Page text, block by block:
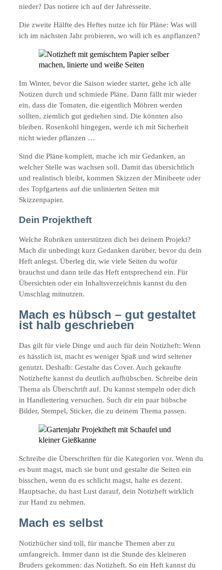
nieder? Das notiere ich auf der Jahresseite.
Die zweite Hälfte des Heftes nutze ich für Pläne: Was will
ich im nächsten Jahr probieren, wo will ich es anpflanzen?
Im Winter, bevor die Saison wieder startet, gehe ich alle
Notizen durch und schmiede Pläne. Dann fällt mir wieder
ein, dass die Tomaten, die eigentlich Möhren werden
sollten, ziemlich gut gediehen sind. Die könnten also
bleiben. Rosenkohl hingegen, werde ich mit Sicherheit
nicht wieder pflanzen …
Sind die Pläne komplett, mache ich mir Gedanken, an
welcher Stelle was wachsen soll. Damit das übersichtlich
und realistisch bleibt, kommen Skizzen der Minibeete oder
des Topfgartens auf die unlinierten Seiten mit
Skizzenpapier.
Dein Projektheft
Welche Rubriken unterstützen dich bei deinem Projekt?
Mach dir unbedingt kurz Gedanken darüber, bevor du dein
Heft anlegst. Überleg dir, wie viele Seiten du wofür
brauchst und dann teile das Heft entsprechend ein. Für
Übersichten oder ein Inhaltsverzeichnis kannst du den
Umschlag mitnutzen.
Mach es hübsch – gut gestaltet
ist halb geschrieben
Das gilt für viele Dinge und auch für dein Notizheft: Wenn
es hässlich ist, macht es weniger Spaß und wird seltener
genutzt. Deshalb: Gestalte das Cover. Auch gekaufte
Notizhefte kannst du deutlich aufhübschen. Schreibe dein
Thema als Überschrift auf. Du kannst stempeln oder dich
in Handlettering versuchen. Such dir ein paar hübsche
Bilder, Stempel, Sticker, die zu deinem Thema passen.
Schreibe die Überschriften für die Kategorien vor. Wenn du
es bunt magst, mach sie bunt und gestalte die Seiten ein
bisschen, wenn du es schlicht magst, halte es dezent.
Hauptsache, du hast Lust darauf, dein Notizheft wirklich
zur Hand zu nehmen.
Mach es selbst
Notizbücher sind toll, für manche Themen aber zu
umfangreich. Immer dann ist die Stunde des kleineren
Bruders gekommen: das Notizheft. So ein Heft kannst du